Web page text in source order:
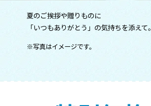
夏のご挨拶や贈りものに
「いつもありがとう」の気持ちを添えて。
※写真はイメージです。